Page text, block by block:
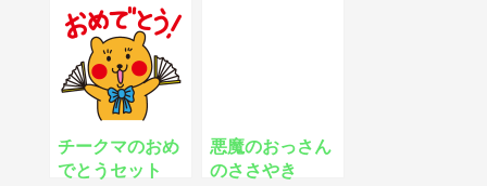
チークマのおめ
でとうセット
悪魔のおっさん
のささやき